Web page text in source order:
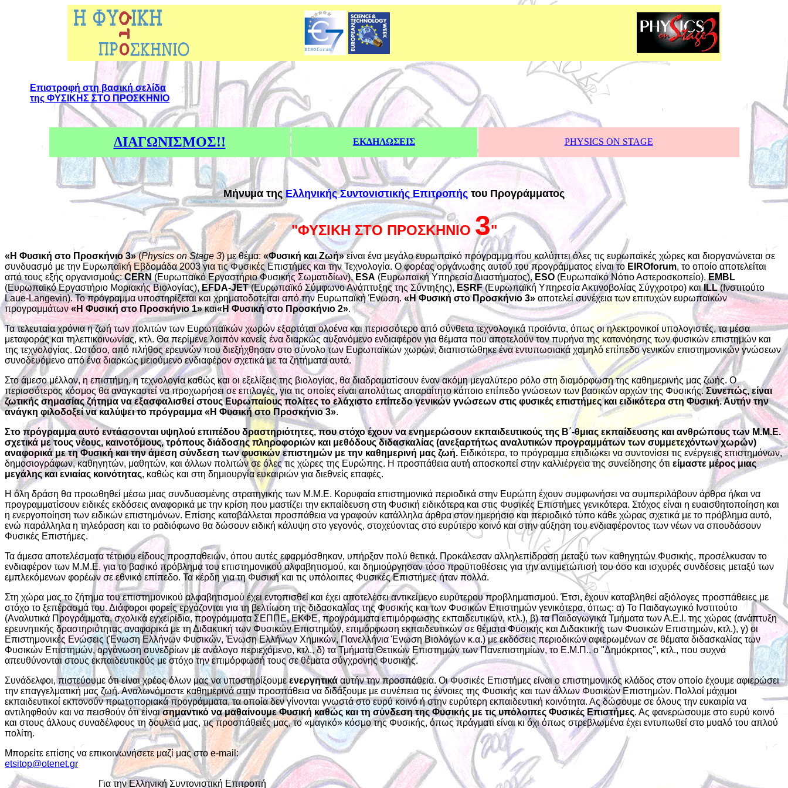
Επιστροφή στη βασική σελίδα
της ΦΥΣΙΚΗΣ ΣΤΟ ΠΡΟΣΚΗΝΙΟ
ΔΙΑΓΩΝΙΣΜΟΣ!! ΕΚΔΗΛΩΣΕΙΣ PHYSICS ON STAGE
Μήνυμα της Ελληνικής Συντονιστικής Επιτροπής του Προγράμματος
"ΦΥΣΙΚΗ ΣΤΟ ΠΡΟΣΚΗΝΙΟ 3"
«Η Φυσική στο Προσκήνιο 3»(Physics on Stage 3) με θέμα: «Φυσική και Ζωή»είναι ένα μεγάλο ευρωπαϊκό πρόγραμμα που καλύπτει όλες τις ευρωπαϊκές χώρες και διοργανώνεται σε
συνδυασμό με την Ευρωπαϊκή Εβδομάδα 2003 για τις Φυσικές Επιστήμες και την Τεχνολογία. Ο φορέας οργάνωσης αυτού του προγράμματος είναι το EIROforum, το οποίο αποτελείται
από τους εξής οργανισμούς:CERN (Ευρωπαϊκό Εργαστήριο Φυσικής Σωματιδίων), ESA (Ευρωπαϊκή Υπηρεσία Διαστήματος), ESO (Ευρωπαϊκό Νότιο Αστεροσκοπείο),EMBL
(Ευρωπαϊκό Εργαστήριο Μοριακής Βιολογίας), EFDA-JET(Ευρωπαϊκό Σύμφωνο Ανάπτυξης της Σύντηξης), ESRF(Ευρωπαϊκή Υπηρεσία Ακτινοβολίας Σύγχροτρο) καιILL(Ινστιτούτο
Laue-Langevin). Το πρόγραμμα υποστηρίζεται και χρηματοδοτείται από την Ευρωπαϊκή Ένωση.«Η Φυσική στο Προσκήνιο 3» αποτελεί συνέχεια των επιτυχών ευρωπαϊκών
προγραμμάτων «Η Φυσική στο Προσκήνιο 1»και«Η Φυσική στο Προσκήνιο 2».
Τα τελευταία χρόνια η ζωή των πολιτών των Ευρωπαϊκών χωρών εξαρτάται ολοένα και περισσότερο από σύνθετα τεχνολογικά προϊόντα, όπως οι ηλεκτρονικοί υπολογιστές, τα μέσα
μεταφοράς και τηλεπικοινωνίας, κτλ. Θα περίμενε λοιπόν κανείς ένα διαρκώς αυξανόμενο ενδιαφέρον για θέματα που αποτελούν τον πυρήνα της κατανόησης των φυσικών επιστημών και
της τεχνολογίας. Ωστόσο, από πλήθος ερευνών που διεξήχθησαν στο σύνολο των Ευρωπαϊκών χωρών, διαπιστώθηκε ένα εντυπωσιακά χαμηλό επίπεδο γενικών επιστημονικών γνώσεων
συνοδευόμενο από ένα διαρκώς μειούμενο ενδιαφέρον σχετικά με τα ζητήματα αυτά.
Στο άμεσο μέλλον, η επιστήμη, η τεχνολογία καθώς και οι εξελίξεις της βιολογίας, θα διαδραματίσουν έναν ακόμη μεγαλύτερο ρόλο στη διαμόρφωση της καθημερινής μας ζωής. Ο
περισσότερος κόσμος θα αναγκαστεί να προχωρήσει σε επιλογές, για τις οποίες είναι απολύτως απαραίτητο κάποιο επίπεδο γνώσεων των βασικών αρχών της Φυσικής.Συνεπώς, είναι
ζωτικής σημασίας ζήτημα να εξασφαλισθεί στους Ευρωπαίους πολίτες το ελάχιστο επίπεδο γενικών γνώσεων στις φυσικές επιστήμες και ειδικότερα στη Φυσική. Αυτήν την
ανάγκη φιλοδοξεί να καλύψει το πρόγραμμα «Η Φυσική στο Προσκήνιο 3».
Στο πρόγραμμα αυτό εντάσσονται υψηλού επιπέδου δραστηριότητες, που στόχο έχουν να ενημερώσουν εκπαιδευτικούς της Β΄-θμιας εκπαίδευσης και ανθρώπους των Μ.Μ.Ε.
σχετικά με τους νέους, καινοτόμους, τρόπους διάδοσης πληροφοριών και μεθόδους διδασκαλίας (ανεξαρτήτως αναλυτικών προγραμμάτων των συμμετεχόντων χωρών)
αναφορικά με τη Φυσική και την άμεση σύνδεση των φυσικών επιστημών με την καθημερινή μας ζωή. Ειδικότερα, το πρόγραμμα επιδιώκει να συντονίσει τις ενέργειες επιστημόνων,
δημοσιογράφων, καθηγητών, μαθητών, και άλλων πολιτών σε όλες τις χώρες της Ευρώπης. Η προσπάθεια αυτή αποσκοπεί στην καλλιέργεια της συνείδησης ότι είμαστε μέρος μιας
μεγάλης και ενιαίας κοινότητας, καθώς και στη δημιουργία ευκαιριών για διεθνείς επαφές.
Η όλη δράση θα προωθηθεί μέσω μιας συνδυασμένης στρατηγικής των Μ.Μ.Ε. Κορυφαία επιστημονικά περιοδικά στην Ευρώπη έχουν συμφωνήσει να συμπεριλάβουν άρθρα ή/και να
προγραμματίσουν ειδικές εκδόσεις αναφορικά με την κρίση που μαστίζει την εκπαίδευση στη Φυσική ειδικότερα και στις Φυσικές Επιστήμες γενικότερα. Στόχος είναι η ευαισθητοποίηση και
η ενεργοποίηση των ειδικών επιστημόνων. Επίσης καταβάλλεται προσπάθεια να γραφούν κατάλληλα άρθρα στον ημερήσιο και περιοδικό τύπο κάθε χώρας σχετικά με το πρόβλημα αυτό,
ενώ παράλληλα η τηλεόραση και το ραδιόφωνο θα δώσουν ειδική κάλυψη στο γεγονός, στοχεύοντας στο ευρύτερο κοινό και στην αύξηση του ενδιαφέροντος των νέων να σπουδάσουν
Φυσικές Επιστήμες.
Τα άμεσα αποτελέσματα τέτοιου είδους προσπαθειών, όπου αυτές εφαρμόσθηκαν, υπήρξαν πολύ θετικά. Προκάλεσαν αλληλεπίδραση μεταξύ των καθηγητών Φυσικής, προσέλκυσαν το
ενδιαφέρον των Μ.Μ.Ε. για το βασικό πρόβλημα του επιστημονικού αλφαβητισμού, και δημιούργησαν τόσο προϋποθέσεις για την αντιμετώπισή του όσο και ισχυρές συνδέσεις μεταξύ των
εμπλεκόμενων φορέων σε εθνικό επίπεδο. Τα κέρδη για τη Φυσική και τις υπόλοιπες Φυσικές Επιστήμες ήταν πολλά.
Στη χώρα μας το ζήτημα του επιστημονικού αλφαβητισμού έχει εντοπισθεί και έχει αποτελέσει αντικείμενο ευρύτερου προβληματισμού. Έτσι, έχουν καταβληθεί αξιόλογες προσπάθειες με
στόχο το ξεπέρασμά του. Διάφοροι φορείς εργάζονται για τη βελτίωση της διδασκαλίας της Φυσικής και των Φυσικών Επιστημών γενικότερα, όπως: α) Το Παιδαγωγικό Ινστιτούτο
(Αναλυτικά Προγράμματα, σχολικά εγχειρίδια, προγράμματα ΣΕΠΠΕ, ΕΚΦΕ, προγράμματα επιμόρφωσης εκπαιδευτικών, κτλ.), β) τα Παιδαγωγικά Τμήματα των Α.Ε.Ι. της χώρας (ανάπτυξη
ερευνητικής δραστηριότητας αναφορικά με τη Διδακτική των Φυσικών Επιστημών, επιμόρφωση εκπαιδευτικών σε θέματα Φυσικής και Διδακτικής των Φυσικών Επιστημών, κτλ.), γ) οι
Επιστημονικές Ενώσεις (Ένωση Ελλήνων Φυσικών, Ένωση Ελλήνων Χημικών, Πανελλήνια Ένωση Βιολόγων κ.α.) με εκδόσεις περιοδικών αφιερωμένων σε θέματα διδασκαλίας των
Φυσικών Επιστημών, οργάνωση συνεδρίων με ανάλογο περιεχόμενο, κτλ., δ) τα Τμήματα Θετικών Επιστημών των Πανεπιστημίων, το Ε.Μ.Π., ο "Δημόκριτος", κτλ., που συχνά
απευθύνονται στους εκπαιδευτικούς με στόχο την επιμόρφωσή τους σε θέματα σύγχρονης Φυσικής.
Συνάδελφοι, πιστεύουμε ότι είναι χρέος όλων μας να υποστηρίξουμε ενεργητικά αυτήν την προσπάθεια. Οι Φυσικές Επιστήμες είναι ο επιστημονικός κλάδος στον οποίο έχουμε αφιερώσει
την επαγγελματική μας ζωή. Αναλωνόμαστε καθημερινά στην προσπάθεια να διδάξουμε με συνέπεια τις έννοιες της Φυσικής και των άλλων Φυσικών Επιστημών. Πολλοί μάχιμοι
εκπαιδευτικοί εκπονούν πρωτοποριακά προγράμματα, τα οποία δεν γίνονται γνωστά στο ευρύ κοινό ή στην ευρύτερη εκπαιδευτική κοινότητα. Ας δώσουμε σε όλους την ευκαιρία να
αντιληφθούν και να πεισθούν ότι είναισημαντικό να μαθαίνουμε Φυσική καθώς και τη σύνδεση της Φυσικής με τις υπόλοιπες Φυσικές Επιστήμες. Ας φανερώσουμε στο ευρύ κοινό
και στους άλλους συναδέλφους τη δουλειά μας, τις προσπάθειές μας, το «μαγικό» κόσμο της Φυσικής, όπως πράγματι είναι κι όχι όπως στρεβλωμένα έχει εντυπωθεί στο μυαλό του απλού
πολίτη.
Μπορείτε επίσης να επικοινωνήσετε μαζί μας στο e-mail:
etsitop@otenet.gr
Για την Ελληνική Συντονιστική Επιτροπή